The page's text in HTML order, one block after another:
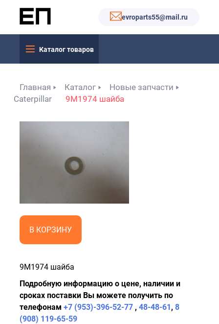
evroparts55@mail.ru
Каталог товаров
Главная Каталог
Новые запчасти
Caterpillar
9M1974 шайба
В КОРЗИНУ
9M1974 шайба
Подробную информацию о цене, наличии и
сроках поставки Вы можете получить по
телефонам +7 (953)-396-52-77 , 48-48-61, 8
(908) 119-65-59